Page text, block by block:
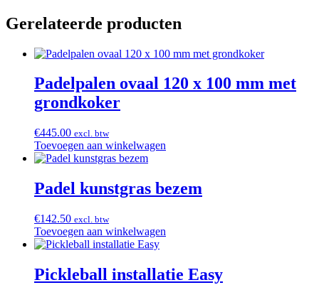
Gerelateerde producten
Padelpalen ovaal 120 x 100 mm met
grondkoker
€445.00 excl. btw
Toevoegen aan winkelwagen
Padel kunstgras bezem
€142.50 excl. btw
Toevoegen aan winkelwagen
Pickleball installatie Easy